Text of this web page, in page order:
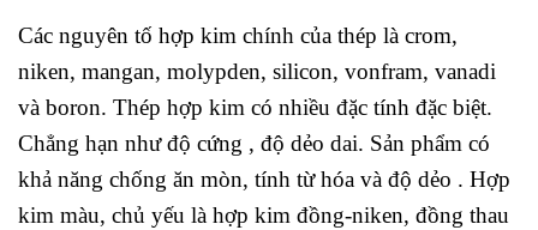
Các nguyên tố hợp kim chính của thép là crom,
niken, mangan, molypden, silicon, vonfram, vanadi
và boron. Thép hợp kim có nhiều đặc tính đặc biệt.
Chẳng hạn như độ cứng , độ dẻo dai. Sản phẩm có
khả năng chống ăn mòn, tính từ hóa và độ dẻo . Hợp
kim màu, chủ yếu là hợp kim đồng-niken, đồng thau